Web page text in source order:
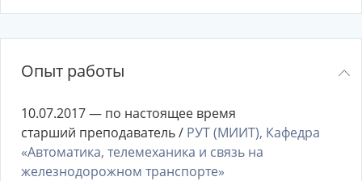
Опыт работы
10.07.2017 — по настоящее время
старший преподаватель / РУТ (МИИТ), Кафедра
«Автоматика, телемеханика и связь на
железнодорожном транспорте»